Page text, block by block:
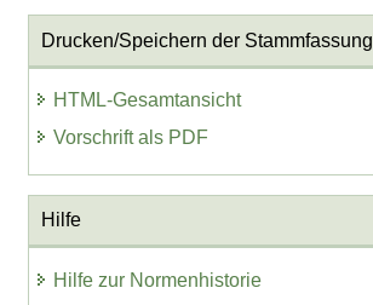
Drucken/Speichern der Stammfassung
HTML-Gesamtansicht
Vorschrift als PDF
Hilfe
Hilfe zur Normenhistorie